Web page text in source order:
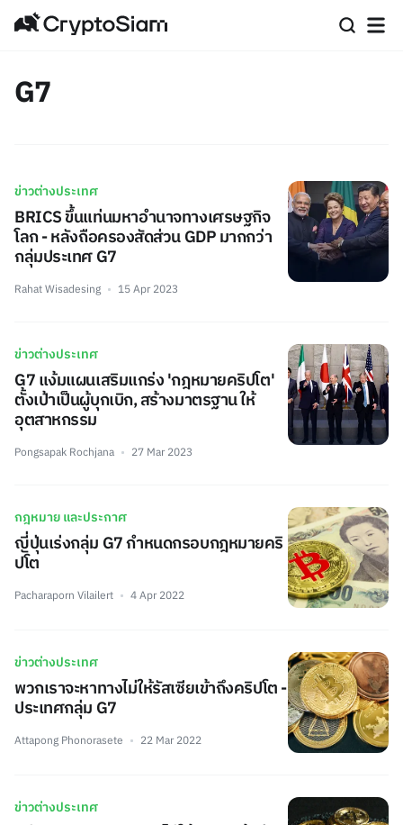
G7
ข่าวต่างประเทศ
BRICS ขึ้นแท่นมหาอำนาจทางเศรษฐกิจ
โลก - หลังถือครองสัดส่วน GDP มากกว่า
กลุ่มประเทศ G7
Rahat Wisadesing 15 Apr 2023
ข่าวต่างประเทศ
G7 แง้มแผนเสริมแกร่ง 'กฎหมายคริปโต'
ตั้งเป้าเป็นผู้บุกเบิก, สร้างมาตรฐาน ให้
อุตสาหกรรม
Pongsapak Rochjana 27 Mar 2023
กฎหมาย และประกาศ
ญี่ปุ่นเร่งกลุ่ม G7 กำหนดกรอบกฎหมายคริ
ปโต
Pacharaporn Vilailert 4 Apr 2022
ข่าวต่างประเทศ
พวกเราจะหาทางไม่ให้รัสเซียเข้าถึงคริปโต -
ประเทศกลุ่ม G7
Attapong Phonorasete 22 Mar 2022
ข่าวต่างประเทศ